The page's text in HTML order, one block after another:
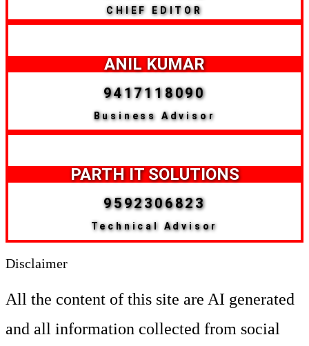
CHIEF EDITOR
ANIL KUMAR
9417118090
Business Advisor
PARTH IT SOLUTIONS
9592306823
Technical Advisor
Disclaimer
All the content of this site are AI generated
and all information collected from social